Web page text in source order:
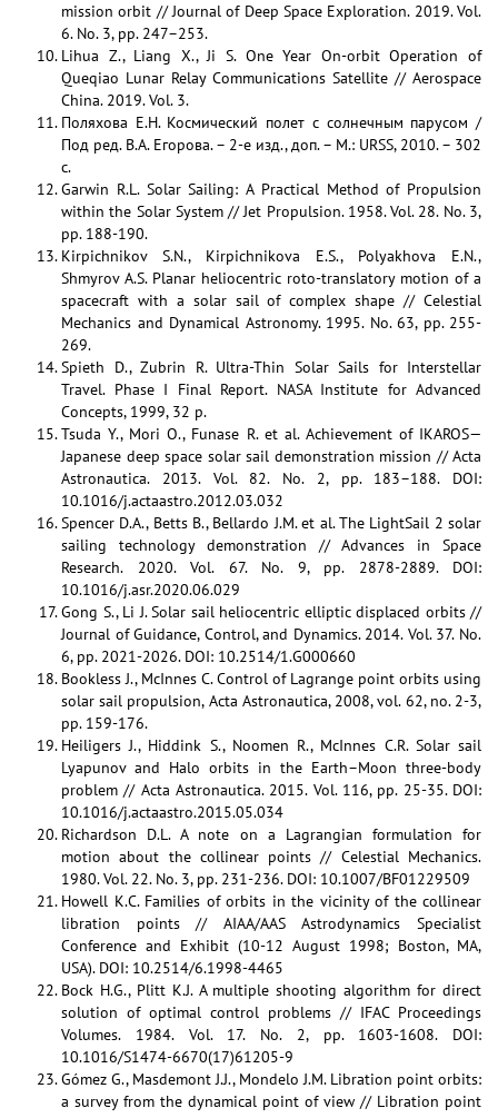
mission orbit // Journal of Deep Space Exploration. 2019. Vol.
6. No. 3, pp. 247–253.
Lihua Z., Liang X., Ji S. One Year On-orbit Operation of
Queqiao Lunar Relay Communications Satellite // Aerospace
China. 2019. Vol. 3.
Поляхова Е.Н. Космический полет с солнечным парусом /
Под ред. В.А. Егорова. – 2-е изд., доп. – М.: URSS, 2010. – 302
с.
Garwin R.L. Solar Sailing: A Practical Method of Propulsion
within the Solar System // Jet Propulsion. 1958. Vol. 28. No. 3,
pp. 188-190.
Kirpichnikov S.N., Kirpichnikova E.S., Polyakhova E.N.,
Shmyrov A.S. Planar heliocentric roto-translatory motion of a
spacecraft with a solar sail of complex shape // Celestial
Mechanics and Dynamical Astronomy. 1995. No. 63, pp. 255-
269.
Spieth D., Zubrin R. Ultra-Thin Solar Sails for Interstellar
Travel. Phase I Final Report. NASA Institute for Advanced
Concepts, 1999, 32 p.
Tsuda Y., Mori O., Funase R. et al. Achievement of IKAROS—
Japanese deep space solar sail demonstration mission // Acta
Astronautica. 2013. Vol. 82. No. 2, pp. 183–188. DOI:
10.1016/j.actaastro.2012.03.032
Spencer D.A., Betts B., Bellardo J.M. et al. The LightSail 2 solar
sailing technology demonstration // Advances in Space
Research. 2020. Vol. 67. No. 9, pp. 2878-2889. DOI:
10.1016/j.asr.2020.06.029
Gong S., Li J. Solar sail heliocentric elliptic displaced orbits //
Journal of Guidance, Control, and Dynamics. 2014. Vol. 37. No.
6, pp. 2021-2026. DOI: 10.2514/1.G000660
Bookless J., McInnes C. Control of Lagrange point orbits using
solar sail propulsion, Acta Astronautica, 2008, vol. 62, no. 2-3,
pp. 159-176.
Heiligers J., Hiddink S., Noomen R., McInnes C.R. Solar sail
Lyapunov and Halo orbits in the Earth–Moon three-body
problem // Acta Astronautica. 2015. Vol. 116, pp. 25-35. DOI:
10.1016/j.actaastro.2015.05.034
Richardson D.L. A note on a Lagrangian formulation for
motion about the collinear points // Celestial Mechanics.
1980. Vol. 22. No. 3, pp. 231-236. DOI: 10.1007/BF01229509
Howell K.C. Families of orbits in the vicinity of the collinear
libration points // AIAA/AAS Astrodynamics Specialist
Conference and Exhibit (10-12 August 1998; Boston, MA,
USA). DOI: 10.2514/6.1998-4465
Bock H.G., Plitt K.J. A multiple shooting algorithm for direct
solution of optimal control problems // IFAC Proceedings
Volumes. 1984. Vol. 17. No. 2, pp. 1603-1608. DOI:
10.1016/S1474-6670(17)61205-9
Gómez G., Masdemont J.J., Mondelo J.M. Libration point orbits:
a survey from the dynamical point of view // Libration point